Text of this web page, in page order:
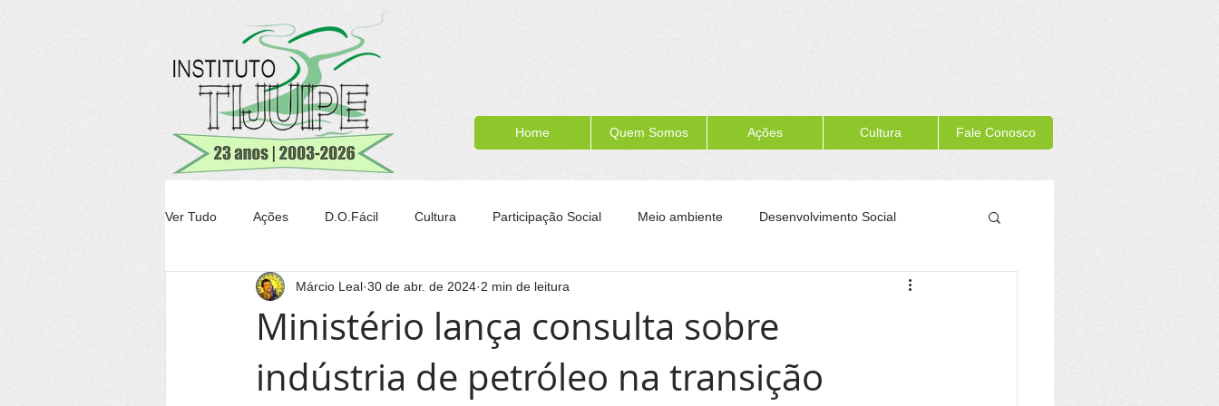
Home Quem Somos Ações Cultura Fale Conosco
Ver Tudo Ações D.O.Fácil Cultura Participação Social Meio ambiente Desenvolvimento Social
Agricultura Transparência Tijuípe Formação para a cidadania Memória Itacaré
Conheça Itacaré
Ministério lança consulta sobre
indústria de petróleo na transição
Márcio Leal 30 de abr. de 2024 2 min de leitura